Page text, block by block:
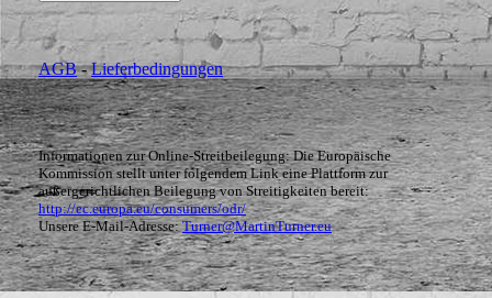
AGB-Lieferbedingungen
Informationen zur Online-Streitbeilegung: Die Europäische
Kommission stellt unter folgendem Link eine Plattform zur
außergerichtlichen Beilegung von Streitigkeiten bereit:
http://ec.europa.eu/consumers/odr/
Unsere E-Mail-Adresse:Turner@MartinTurner.eu